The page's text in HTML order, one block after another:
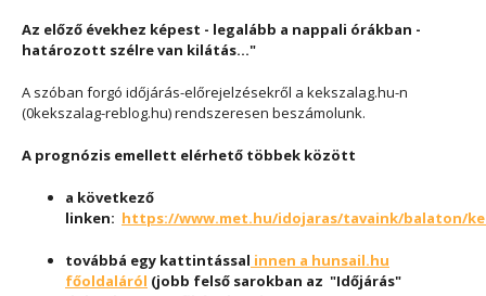
Az előző évekhez képest - legalább a nappali órákban -
határozott szélre van kilátás..."
A szóban forgó időjárás-előrejelzésekről a kekszalag.hu-n
(0kekszalag-reblog.hu) rendszeresen beszámolunk.
A prognózis emellett elérhető többek között
a következő
linken: https://www.met.hu/idojaras/tavaink/balaton/
továbbá egy kattintással innen a hunsail.hu
főoldaláról (jobb felső sarokban az "Időjárás"